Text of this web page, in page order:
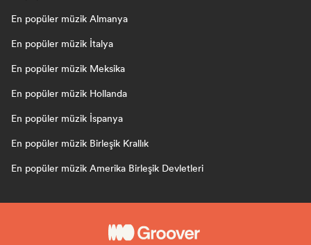
En popüler müzik Almanya
En popüler müzik İtalya
En popüler müzik Meksika
En popüler müzik Hollanda
En popüler müzik İspanya
En popüler müzik Birleşik Krallık
En popüler müzik Amerika Birleşik Devletleri